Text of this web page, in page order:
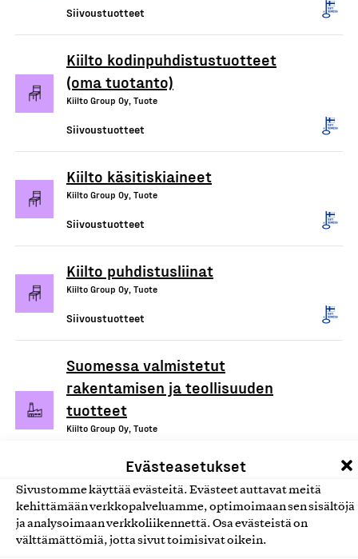
Evästeasetukset
Sivustomme käyttää evästeitä. Evästeet auttavat meitä
kehittämään verkkopalveluamme, optimoimaan sen sisältöjä
ja analysoimaan verkkoliikennettä. Osa evästeistä on
välttämättömiä, jotta sivut toimisivat oikein.
Siivoustuotteet
Kiilto kodinpuhdistustuotteet
(oma tuotanto)
Kiilto Group Oy, Tuote
Siivoustuotteet
Kiilto käsitiskiaineet
Kiilto Group Oy, Tuote
Siivoustuotteet
Kiilto puhdistusliinat
Kiilto Group Oy, Tuote
Siivoustuotteet
Suomessa valmistetut
rakentamisen ja teollisuuden
tuotteet
Kiilto Group Oy, Tuote